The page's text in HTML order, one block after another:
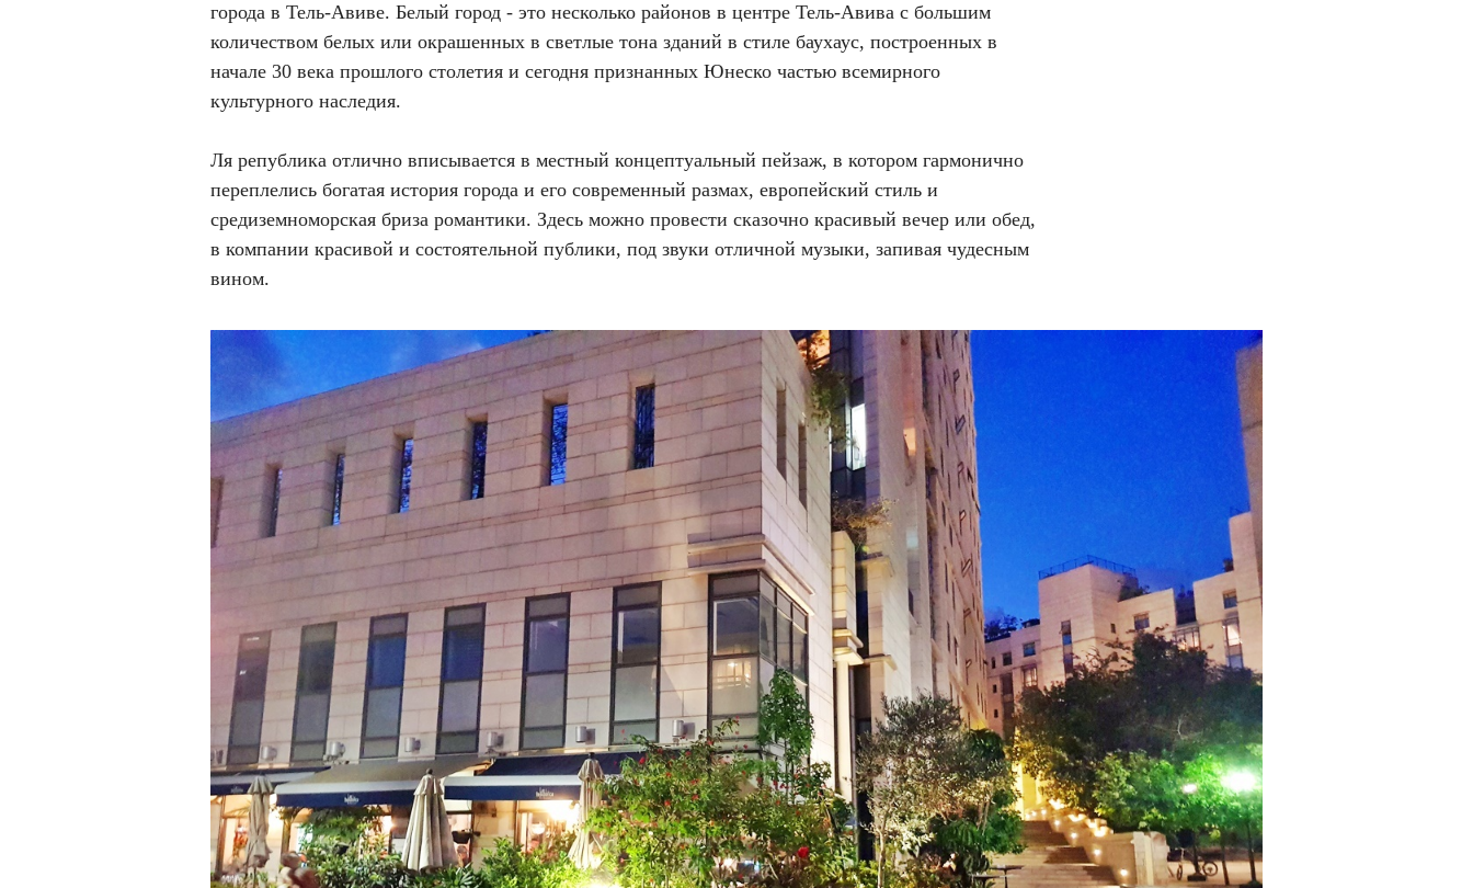
города в Тель-Авиве. Белый город - это несколько районов в центре Тель-Авива с большим
количеством белых или окрашенных в светлые тона зданий в стиле баухаус, построенных в
начале 30 века прошлого столетия и сегодня признанных Юнеско частью всемирного
культурного наследия.
Ля република отлично вписывается в местный концептуальный пейзаж, в котором гармонично
переплелись богатая история города и его современный размах, европейский стиль и
средиземноморская бриза романтики. Здесь можно провести сказочно красивый вечер или обед,
в компании красивой и состоятельной публики, под звуки отличной музыки, запивая чудесным
вином.